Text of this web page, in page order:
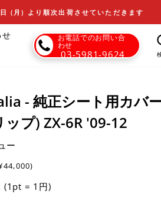
(月) より順次出荷させていただきます
お電話でのお問い合
わせ
03-5981-9624
- 純正シート用カバ
プ) ZX-6R '09-12
ー
(1pt = 1円)